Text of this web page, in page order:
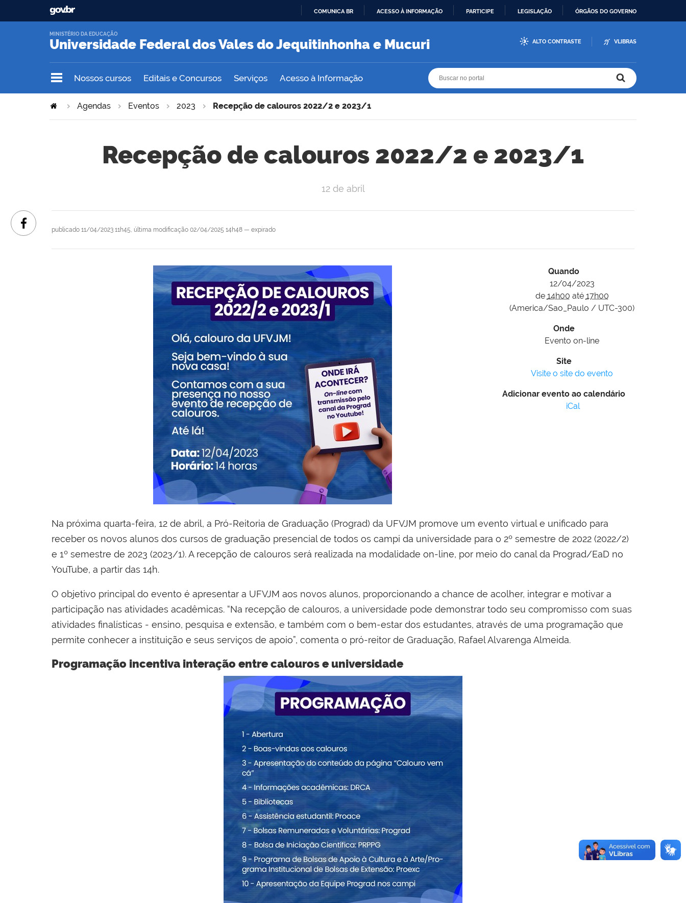
O
COMUNICA BR ACESSO À INFORMAÇÃO PARTICIPE LEGISLAÇÃO ÓRGÃOS DO GOVERNO
Universidade Federal dos Vales do Jequitinhonha e Mucuri
MINISTÉRIO DA EDUCAÇÃO
ALTO CONTRASTE VLIBRAS
Nossos cursos Editais e Concursos Serviços Acesso à Informação
Agendas Eventos 2023 Recepção de calouros 2022/2 e 2023/1
Recepção de calouros 2022/2 e 2023/1
publicado 11/04/2023 11h45, última modificação 02/04/2025 14h48 — expirado
12 de abril
Quando
12/04/2023
de 14h00 até 17h00
(America/Sao_Paulo / UTC-300)
Onde
Evento on-line
Site
Visite o site do evento
Adicionar evento ao calendário
iCal
Na próxima quarta-feira, 12 de abril, a Pró-Reitoria de Graduação (Prograd) da UFVJM promove um evento virtual e unificado para
receber os novos alunos dos cursos de graduação presencial de todos os campi da universidade para o 2º semestre de 2022 (2022/2)
e 1º semestre de 2023 (2023/1). A recepção de calouros será realizada na modalidade on-line, por meio do canal da Prograd/EaD no
YouTube, a partir das 14h.
O objetivo principal do evento é apresentar a UFVJM aos novos alunos, proporcionando a chance de acolher, integrar e motivar a
participação nas atividades acadêmicas. “Na recepção de calouros, a universidade pode demonstrar todo seu compromisso com suas
atividades finalísticas - ensino, pesquisa e extensão, e também com o bem-estar dos estudantes, através de uma programação que
permite conhecer a instituição e seus serviços de apoio”, comenta o pró-reitor de Graduação, Rafael Alvarenga Almeida.
Programação incentiva interação entre calouros e universidade